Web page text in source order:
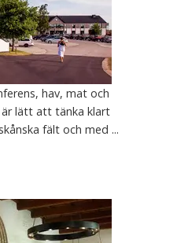
hav, mat och
lätt att tänka klart
fält och med ...